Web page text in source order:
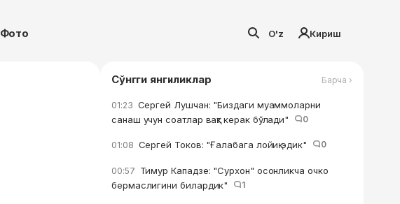
Фото O'z Кириш
Сўнгги янгиликлар Барча ›
01:23 Сергей Лушчан: "Биздаги муаммоларни
санаш учун соатлар вақт керак бўлади"
0
01:08 Сергей Токов: "Ғалабага лойиқ эдик" 0
00:57 Тимур Кападзе: "Сурхон" осонликча очко
бермаслигини билардик"
1